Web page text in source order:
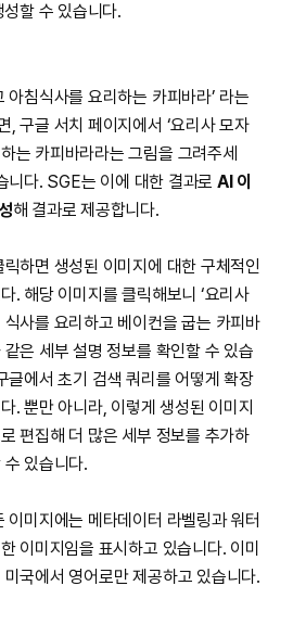
할 수 있습니다.
아침식사를 요리하는 카피바라’ 라는
, 구글 서치 페이지에서 ‘요리사 모자
는 카피바라라는 그림을 그려주세
니다. SGE는 이에 대한 결과로 AI 이
해 결과로 제공합니다.
하면 생성된 이미지에 대한 구체적인
. 해당 이미지를 클릭해보니 ‘요리사
사를 요리하고 베이컨을 굽는 카피바
같은 세부 설명 정보를 확인할 수 있습
글에서 초기 검색 쿼리를 어떻게 확장
. 뿐만 아니라, 이렇게 생성된 이미지
편집해 더 많은 세부 정보를 추가하
있습니다.
미지에는 메타데이터 라벨링과 워터
이미지임을 표시하고 있습니다. 이미
국에서 영어로만 제공하고 있습니다.